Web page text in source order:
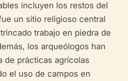
incluyen los restos del
un sitio religioso central
trabajo en piedra de
los arqueólogos han
de prácticas agrícolas
el uso de campos en